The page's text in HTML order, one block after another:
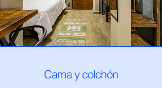
Cama y colchón